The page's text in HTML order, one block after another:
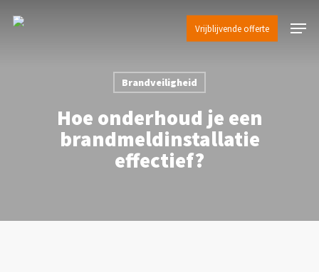
Vrijblijvende offerte Menu
Brandveiligheid
Hoe onderhoud je een
brandmeldinstallatie
effectief?